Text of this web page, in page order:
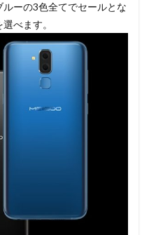
ーの3色全てでセールとな
べます。